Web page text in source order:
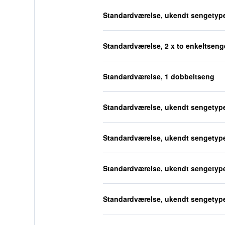
Standardværelse, ukendt
Standardværelse, 2 x to
Standardværelse, 1 dobbeltseng
Standardværelse, ukendt
Standardværelse, ukendt
Standardværelse, ukendt
Standardværelse, ukendt